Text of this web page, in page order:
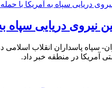
نیروی دریایی سپاه
آمریکا در منطقه خبر داد.